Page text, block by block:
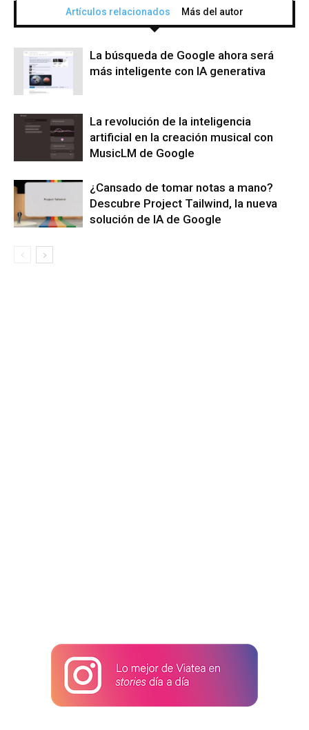
Artículos relacionados Más del autor
La búsqueda de Google ahora será
más inteligente con IA generativa
La revolución de la inteligencia
artificial en la creación musical con
MusicLM de Google
¿Cansado de tomar notas a mano?
Descubre Project Tailwind, la nueva
solución de IA de Google